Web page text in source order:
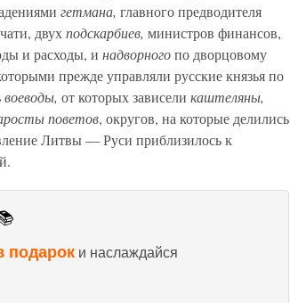
гетмана, главного предводителя
двухподскарбиев, министров финансов,
и расходы, и надворногопо дворцовому
прежде управляли русские князья по
воеводы, от которых зависели каштеляны,
поветов, округов, на которые делились
Литвы — Руси приблизилось к
подарок и наслаждайся